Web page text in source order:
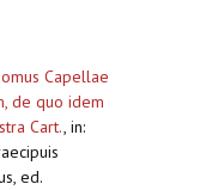
Capellae
de quo idem
Cart., in:
ed.